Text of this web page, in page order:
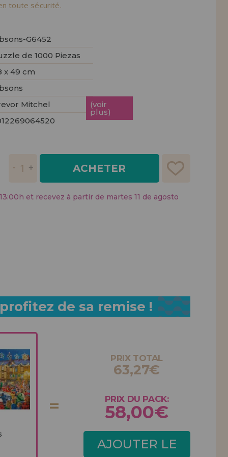
toute sécurité.
G6452
de 1000 Piezas
x 49 cm
Mitchel (voir
plus)
ACHETER
et recevez à partir de martes 11 de agosto
de sa remise !
PRIX TOTAL
63,27€
PRIX DU PACK:
58,00€
AJOUTER LE